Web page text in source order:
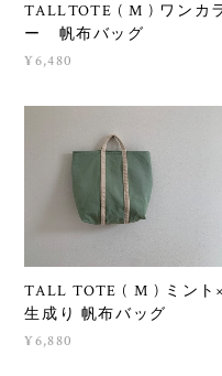
TALLTOTE ( M ) ワンカ
ー 帆布バッグ
¥6,480
TALL TOTE ( M ) ミント×
生成り 帆布バッグ
¥6,880